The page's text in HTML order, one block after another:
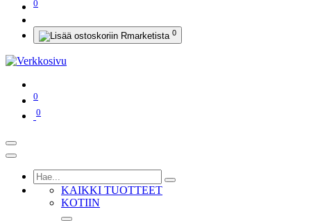
0
0
0
0
KAIKKI TUOTTEET
KOTIIN